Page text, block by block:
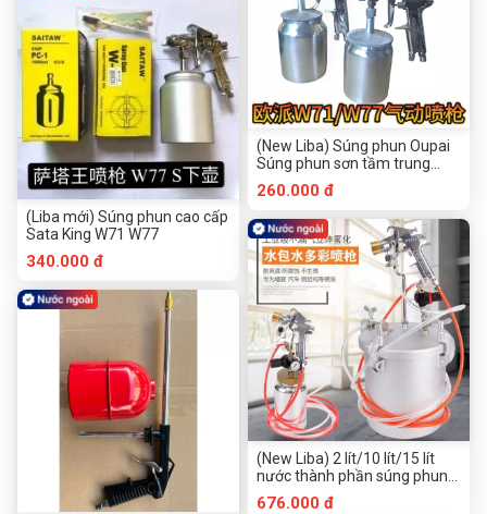
(Liba mới) Súng phun cao cấp
Sata King W71 W77
340.000 đ
(New Liba) Súng phun Oupai
Súng phun sơn tầm trung
Súng phun sơn tiết kiệm chi
phí cao Đồ nội thất áo khoác
da đường kính nhỏ Sửa màu
Diện tích nhỏ Súng phun khí
nén Súng phun cửa hàng Đồ
nội thất áo khoác da nồi trên
và nồi dưới
260.000 đ
(New Liba) 2 lít/10 lít/15 lít
nước thành phần súng phun
nước súng phun bong bóng
676.000 đ